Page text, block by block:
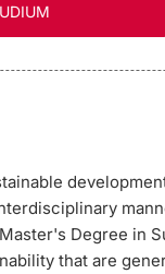
Degree in
that are